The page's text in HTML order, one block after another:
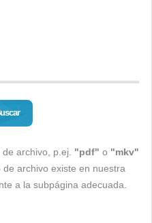
archivo, p.ej. "pdf" o "mkv"
archivo existe en nuestra
a la subpágina adecuada.